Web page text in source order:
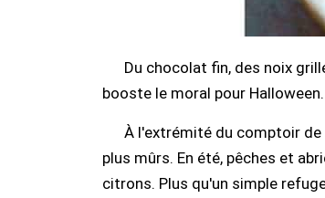
Du chocolat fin, des noix
booste le moral pour Halloween.
À l'extrémité du comptoir
plus mûrs. En été, pêches et
citrons. Plus qu'un simple